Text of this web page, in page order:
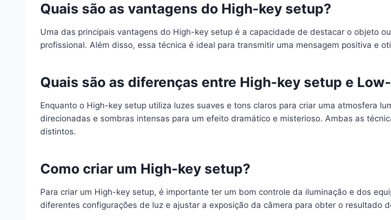
Quais são as vantagens do High-key setup?
Uma das principais vantagens do High-key setup é a capacidade de destacar o objeto
profissional. Além disso, essa técnica é ideal para transmitir uma mensagem positiva e
Quais são as diferenças entre High-key setup e
Enquanto o High-key setup utiliza luzes suaves e tons claros para criar uma atmosfera
direcionadas e sombras intensas para um efeito dramático e misterioso. Ambas as
distintos.
Como criar um High-key setup?
Para criar um High-key setup, é importante ter um bom controle da iluminação e dos
diferentes configurações de luz e ajustar a exposição da câmera para obter o resultado